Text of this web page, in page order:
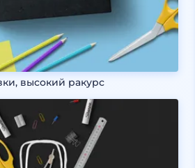
высокий ракурс